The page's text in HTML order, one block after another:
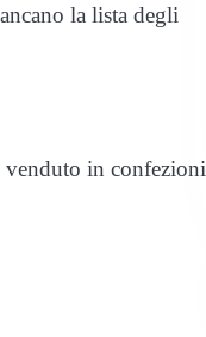
la lista degli
venduto in confezioni